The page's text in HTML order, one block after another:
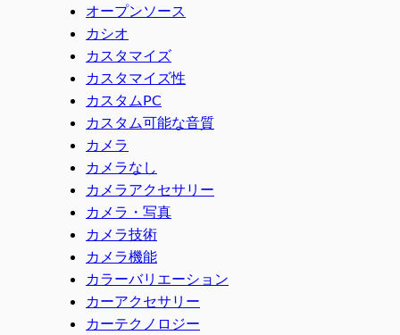
オープンソース
カシオ
カスタマイズ
カスタマイズ性
カスタムPC
カスタム可能な音質
カメラ
カメラなし
カメラアクセサリー
カメラ・写真
カメラ技術
カメラ機能
カラーバリエーション
カーアクセサリー
カーテクノロジー